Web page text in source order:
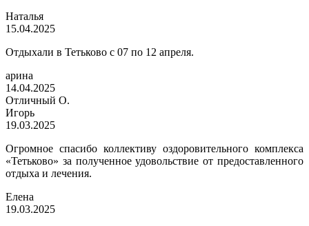
Наталья
15.04.2025
Отдыхали в Тетьково с 07 по 12 апреля.
арина
14.04.2025
Отличный О.
Игорь
19.03.2025
Огромное спасибо коллективу оздоровительного комплекса
«Тетьково» за полученное удовольствие от предоставленного
отдыха и лечения.
Елена
19.03.2025